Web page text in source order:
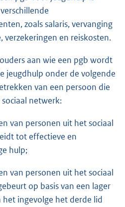
zoals salaris, vervanging
verzekeringen en reiskosten.
aan wie een pgb wordt
jeugdhulp onder de volgende
van een persoon die
netwerk:
van personen uit het sociaal
tot effectieve en
hulp;
van personen uit het sociaal
op basis van een lager
ingevolge het derde lid